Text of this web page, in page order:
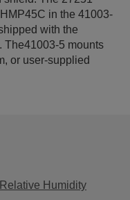
in the 41003-
with the
The41003-5 mounts
or user-supplied
Humidity